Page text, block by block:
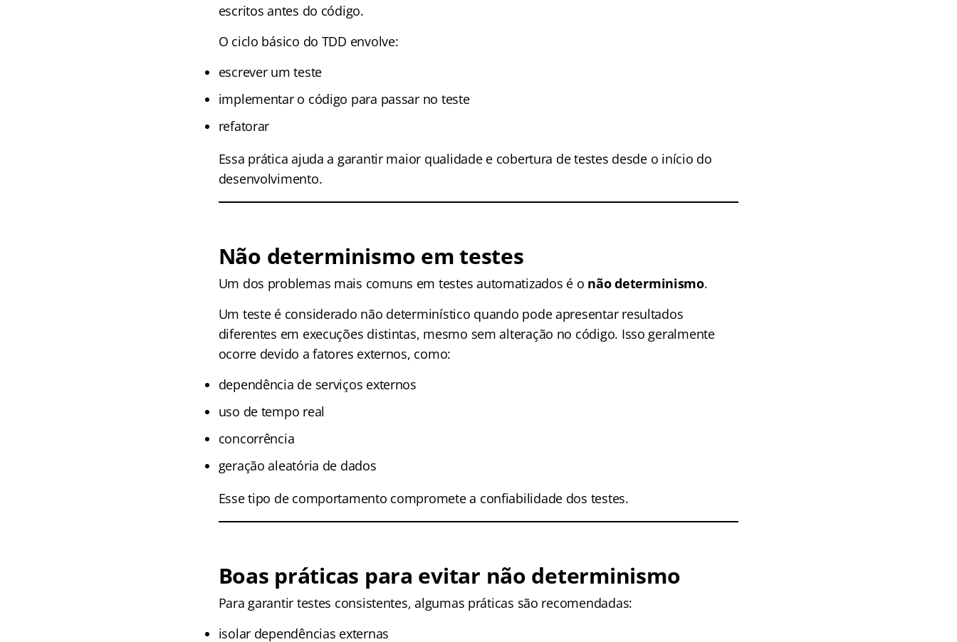
escritos antes do código.
O ciclo básico do TDD envolve:
escrever um teste
implementar o código para passar no teste
refatorar
Essa prática ajuda a garantir maior qualidade e cobertura de testes desde o início do
desenvolvimento.
Não determinismo em testes
Um dos problemas mais comuns em testes automatizados é o não determinismo.
Um teste é considerado não determinístico quando pode apresentar resultados
diferentes em execuções distintas, mesmo sem alteração no código. Isso geralmente
ocorre devido a fatores externos, como:
dependência de serviços externos
uso de tempo real
concorrência
geração aleatória de dados
Esse tipo de comportamento compromete a confiabilidade dos testes.
Boas práticas para evitar não determinismo
Para garantir testes consistentes, algumas práticas são recomendadas:
isolar dependências externas